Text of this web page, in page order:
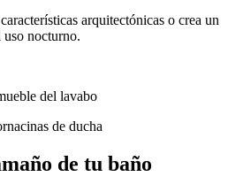
arquitectónicas o crea un
uso nocturno.
del lavabo
de ducha
de tu baño